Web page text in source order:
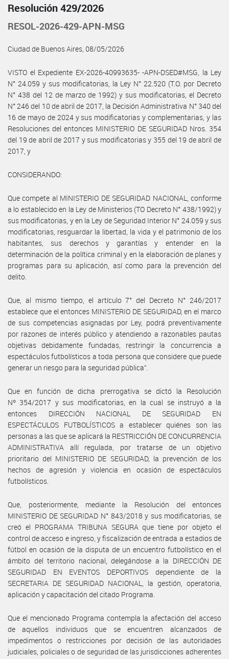
Resolución 429/2026
RESOL-2026-429-APN-MSG
Ciudad de Buenos Aires, 08/05/2026
VISTO el Expediente EX-2026-40993635- -APN-DSED#MSG, la Ley
N° 24.059 y sus modificatorias, la Ley N° 22.520 (T.O. por Decreto
N° 438 del 12 de marzo de 1992) y sus modificatorias, el Decreto
N° 246 del 10 de abril de 2017, la Decisión Administrativa N° 340 del
16 de mayo de 2024 y sus modificatorias y complementarias, y las
Resoluciones del entonces MINISTERIO DE SEGURIDAD Nros. 354
del 19 de abril de 2017 y sus modificatorias y 355 del 19 de abril de
2017, y
CONSIDERANDO:
Que compete al MINISTERIO DE SEGURIDAD NACIONAL, conforme
a lo establecido en la Ley de Ministerios (TO Decreto N° 438/1992) y
sus modificatorias, y en la Ley de Seguridad Interior N° 24.059 y sus
modificatorias, resguardar la libertad, la vida y el patrimonio de los
habitantes, sus derechos y garantías y entender en la
determinación de la política criminal y en la elaboración de planes y
programas para su aplicación, así como para la prevención del
delito.
Que, al mismo tiempo, el artículo 7° del Decreto N° 246/2017
establece que el entonces MINISTERIO DE SEGURIDAD, en el marco
de sus competencias asignadas por Ley, podrá preventivamente
por razones de interés público y atendiendo a razonables pautas
objetivas debidamente fundadas, restringir la concurrencia a
espectáculos futbolísticos a toda persona que considere que puede
generar un riesgo para la seguridad pública”.
Que en función de dicha prerrogativa se dictó la Resolución
Nº 354/2017 y sus modificatorias, en la cual se instruyó a la
entonces DIRECCIÓN NACIONAL DE SEGURIDAD EN
ESPECTÁCULOS FUTBOLÍSTICOS a establecer quiénes son las
personas a las que se aplicará la RESTRICCIÓN DE CONCURRENCIA
ADMINISTRATIVA allí regulada, por tratarse de un objetivo
prioritario del MINISTERIO DE SEGURIDAD, la prevención de los
hechos de agresión y violencia en ocasión de espectáculos
futbolísticos.
Que, posteriormente, mediante la Resolución del entonces
MINISTERIO DE SEGURIDAD N° 843/2018 y sus modificatorias, se
creó el PROGRAMA TRIBUNA SEGURA que tiene por objeto el
control de acceso e ingreso, y fiscalización de entrada a estadios de
fútbol en ocasión de la disputa de un encuentro futbolístico en el
ámbito del territorio nacional, delegándose a la DIRECCIÓN DE
SEGURIDAD EN EVENTOS DEPORTIVOS dependiente de la
SECRETARIA DE SEGURIDAD NACIONAL, la gestión, operatoria,
aplicación y capacitación del citado Programa.
Que el mencionado Programa contempla la afectación del acceso
de aquellos individuos que se encuentren alcanzados de
impedimentos o restricciones por decisión de las autoridades
judiciales, policiales o de seguridad de las jurisdicciones adherentes